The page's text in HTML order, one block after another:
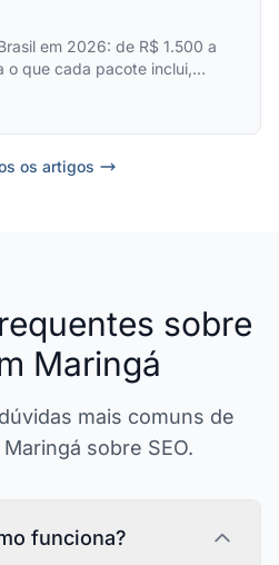
em 2026: de R$ 1.500 a
o que cada pacote inclui,
os artigos
sobre
Maringá
mais comuns de
sobre SEO.
funciona?